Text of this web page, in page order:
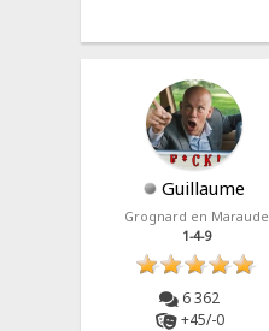
Guillaume
Grognard en Maraude
1-4-9
6 362
+45/-0